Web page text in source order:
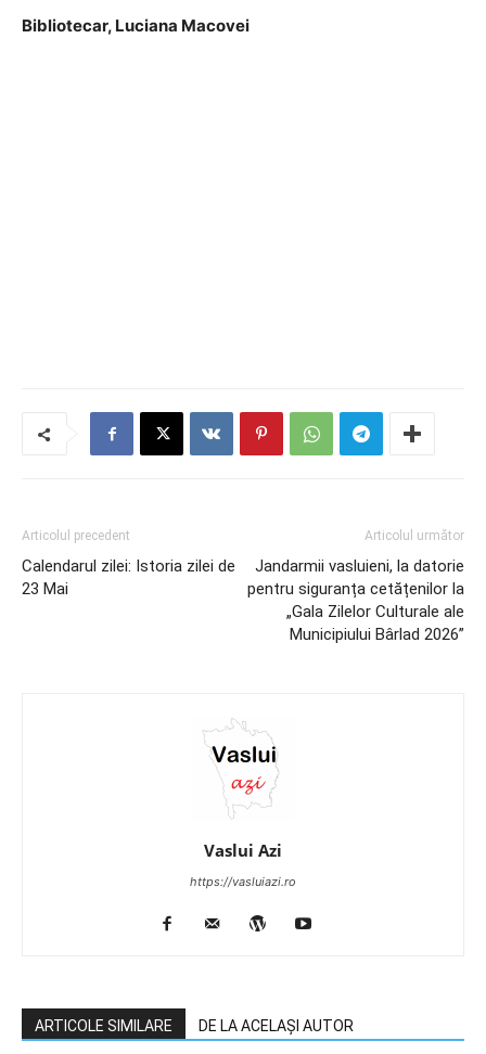
Bibliotecar, Luciana Macovei
Articolul precedent
Calendarul zilei: Istoria zilei de
23 Mai
Articolul următor
Jandarmii vasluieni, la datorie
pentru siguranța cetățenilor la
„Gala Zilelor Culturale ale
Municipiului Bârlad 2026”
Vaslui Azi
https://vasluiazi.ro
ARTICOLE SIMILARE DE LA ACELAȘI AUTOR